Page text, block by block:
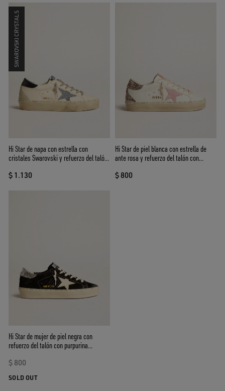
SWAROVSKI CRYSTALS
Hi Star de napa con estrella con
cristales Swarovski y refuerzo del talón
$ 1.130
Hi Star de piel blanca con estrella de
ante rosa y refuerzo del talón con
$ 800
Hi Star de mujer de piel negra con
refuerzo del talón con purpurina
$ 800
SOLD OUT